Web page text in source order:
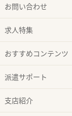
お問い合わせ
求人特集
おすすめコンテンツ
派遣サポート
支店紹介